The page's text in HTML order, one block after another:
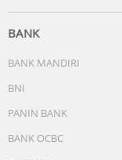
BANK
BANK MANDIRI
BNI
PANIN BANK
BANK OCBC